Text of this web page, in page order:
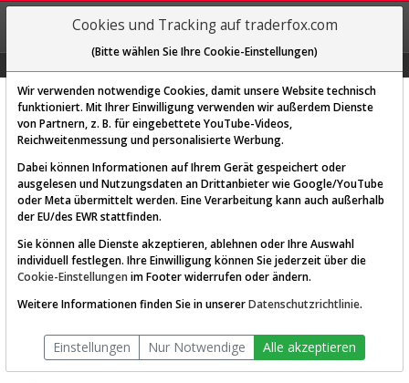
REGIS-
TRIEREN
Diese Funktion ist nur für
AKTIEN-TERMINAL
Die Aktienanalyse-Plattform von
TraderFox
Cookies und Tracking auf traderfox.com
(Bitte wählen Sie Ihre Cookie-Einstellungen)
Wir verwenden notwendige Cookies, damit unsere Website technisch
funktioniert. Mit Ihrer Einwilligung verwenden wir außerdem Dienste
von Partnern, z. B. für eingebettete YouTube-Videos,
Reichweitenmessung und personalisierte Werbung.
Dabei können Informationen auf Ihrem Gerät gespeichert oder
ausgelesen und Nutzungsdaten an Drittanbieter wie Google/YouTube
oder Meta übermittelt werden. Eine Verarbeitung kann auch außerhalb
der EU/des EWR stattfinden.
Sie können alle Dienste akzeptieren, ablehnen oder Ihre Auswahl
individuell festlegen. Ihre Einwilligung können Sie jederzeit über die
Cookie-Einstellungen im Footer widerrufen oder ändern.
Weitere Informationen finden Sie in unsererDatenschutzrichtlinie.
Einstellungen Nur Notwendige Alle akzeptieren